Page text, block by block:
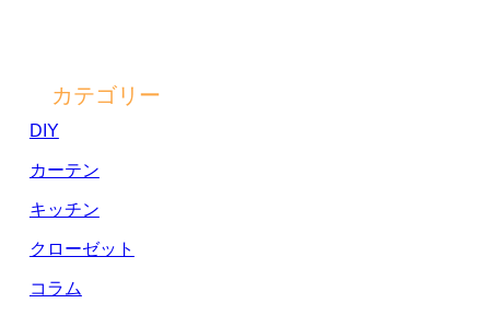
カテゴリー
DIY
カーテン
キッチン
クローゼット
コラム